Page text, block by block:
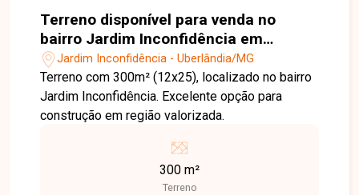
Terreno disponível para venda no
bairro Jardim Inconfidência em
Uberlândia MG
Jardim Inconfidência - Uberlândia/MG
Terreno com 300m² (12x25), localizado no bairro
Jardim Inconfidência. Excelente opção para
construção em região valorizada.
300 m²
Terreno